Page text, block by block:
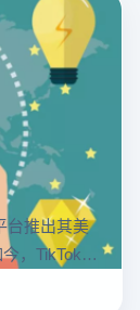
台推出其美
，TikTok商
官方网站